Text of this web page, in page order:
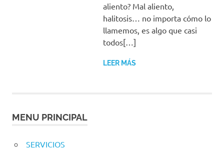
aliento? Mal aliento,
halitosis… no importa cómo lo
llamemos, es algo que casi
todos[…]
LEER MÁS
MENU PRINCIPAL
SERVICIOS